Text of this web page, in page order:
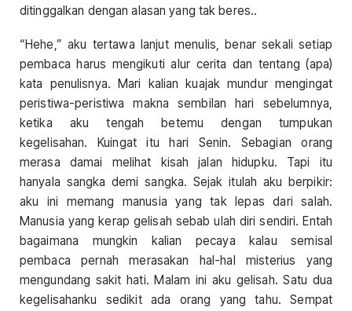
ditinggalkan dengan alasan yang tak beres..
“Hehe,” aku tertawa lanjut menulis, benar sekali setiap
pembaca harus mengikuti alur cerita dan tentang (apa)
kata penulisnya. Mari kalian kuajak mundur mengingat
peristiwa-peristiwa makna sembilan hari sebelumnya,
ketika aku tengah betemu dengan tumpukan
kegelisahan. Kuingat itu hari Senin. Sebagian orang
merasa damai melihat kisah jalan hidupku. Tapi itu
hanyala sangka demi sangka. Sejak itulah aku berpikir:
aku ini memang manusia yang tak lepas dari salah.
Manusia yang kerap gelisah sebab ulah diri sendiri. Entah
bagaimana mungkin kalian pecaya kalau semisal
pembaca pernah merasakan hal-hal misterius yang
mengundang sakit hati. Malam ini aku gelisah. Satu dua
kegelisahanku sedikit ada orang yang tahu. Sempat